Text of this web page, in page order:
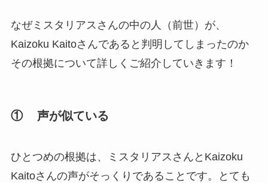
なぜミスタリアスさんの中の人（前世）が、
Kaizoku Kaitoさんであると判明してしまったのか
その根拠について詳しくご紹介していきます！
① 声が似ている
ひとつめの根拠は、ミスタリアスさんとKaizoku
Kaitoさんの声がそっくりであることです。とても